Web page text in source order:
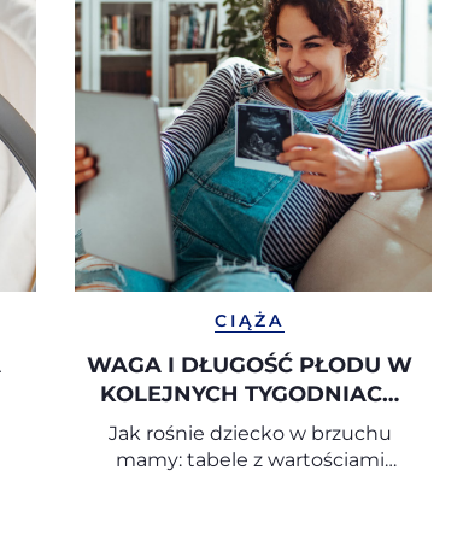
CIĄŻA
WAGA I DŁUGOŚĆ PŁODU W
KOLEJNYCH TYGODNIACH
CIĄŻY
Jak rośnie dziecko w brzuchu
mamy: tabele z wartościami